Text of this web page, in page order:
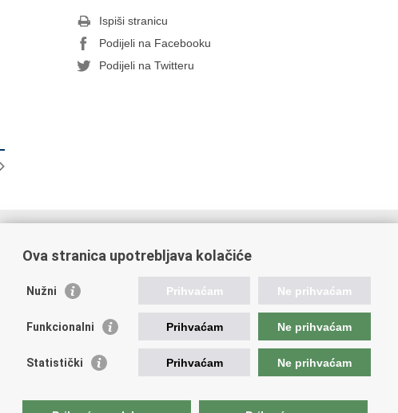
Ispiši stranicu
Podijeli na Facebooku
Podijeli na Twitteru
AZOO
Ova stranica upotrebljava kolačiće
Nužni Prihvaćam Ne prihvaćam
Funkcionalni Prihvaćam Ne prihvaćam
Statistički Prihvaćam Ne prihvaćam